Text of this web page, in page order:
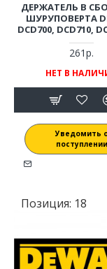
ДЕРЖАТЕЛЬ В
ШУРУПОВЕРТА
DCD700, DCD710,
261р.
НЕТ В
Уведомить
поступлении
Позиция: 18